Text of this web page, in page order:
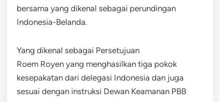
bersama yang dikenal sebagai perundingan
Indonesia-Belanda.
Yang dikenal sebagai Persetujuan
Roem Royen yang menghasilkan tiga pokok
kesepakatan dari delegasi Indonesia dan juga
sesuai dengan instruksi Dewan Keamanan PBB